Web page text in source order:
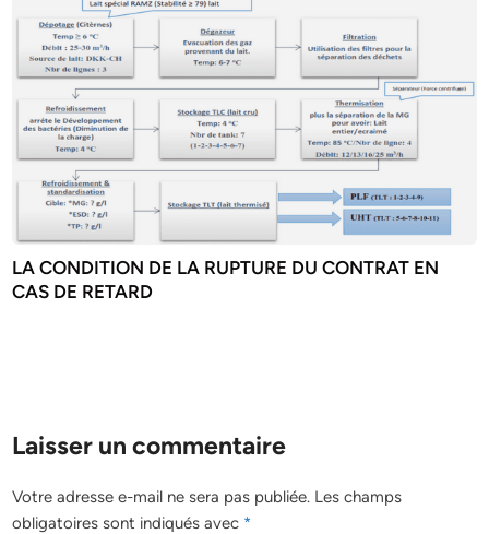
LA CONDITION DE LA RUPTURE DU CONTRAT EN
CAS DE RETARD
Laisser un commentaire
Votre adresse e-mail ne sera pas publiée. Les champs
obligatoires sont indiqués avec *